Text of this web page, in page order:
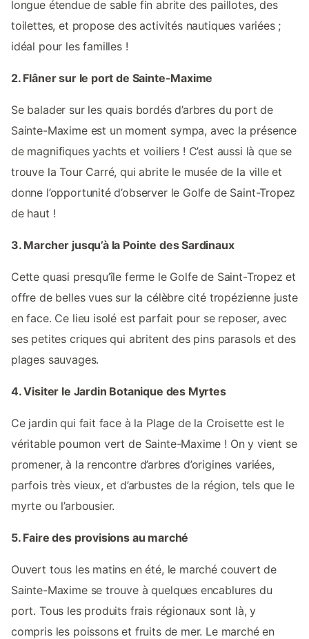
longue étendue de sable fin abrite des paillotes, des
toilettes, et propose des activités nautiques variées ;
idéal pour les familles !
2. Flâner sur le port de Sainte-Maxime
Se balader sur les quais bordés d’arbres du port de
Sainte-Maxime est un moment sympa, avec la présence
de magnifiques yachts et voiliers ! C’est aussi là que se
trouve la Tour Carré, qui abrite le musée de la ville et
donne l’opportunité d’observer le Golfe de Saint-Tropez
de haut !
3. Marcher jusqu’à la Pointe des Sardinaux
Cette quasi presqu’île ferme le Golfe de Saint-Tropez et
offre de belles vues sur la célèbre cité tropézienne juste
en face. Ce lieu isolé est parfait pour se reposer, avec
ses petites criques qui abritent des pins parasols et des
plages sauvages.
4. Visiter le Jardin Botanique des Myrtes
Ce jardin qui fait face à la Plage de la Croisette est le
véritable poumon vert de Sainte-Maxime ! On y vient se
promener, à la rencontre d’arbres d’origines variées,
parfois très vieux, et d’arbustes de la région, tels que le
myrte ou l’arbousier.
5. Faire des provisions au marché
Ouvert tous les matins en été, le marché couvert de
Sainte-Maxime se trouve à quelques encablures du
port. Tous les produits frais régionaux sont là, y
compris les poissons et fruits de mer. Le marché en